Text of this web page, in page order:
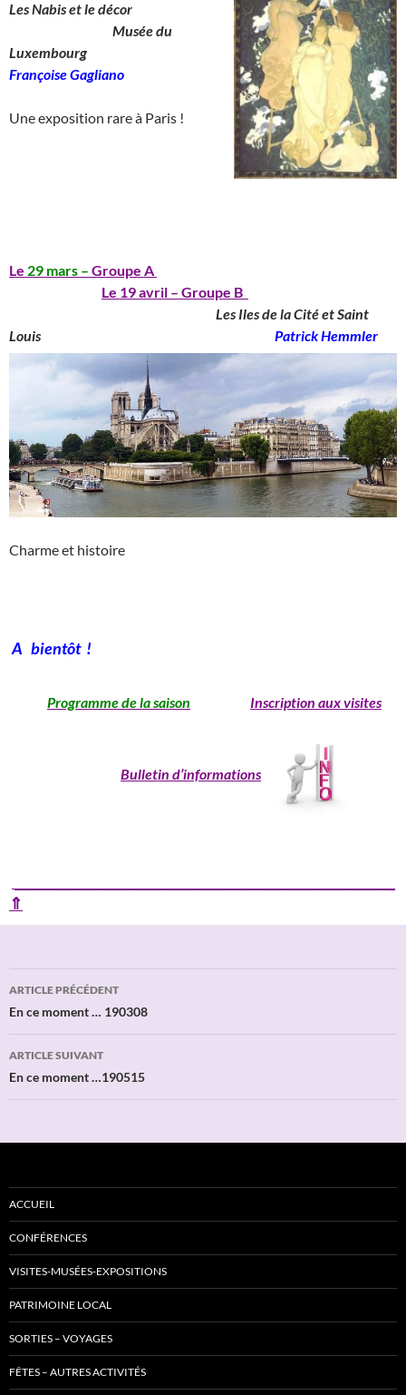
Les Nabis et le décor
Musée du
Luxembourg
Françoise Gagliano
Une exposition rare à Paris !
Le 29 mars – Groupe A
Le 19 avril – Groupe B
Les Iles de la Cité et Saint
Louis
Patrick Hemmler
Charme et histoire
A bientôt !
Programme de la saison Inscription aux visites
Bulletin d’informations
⇑
Navigation
des
articles
ARTICLE PRÉCÉDENT
En ce moment … 190308
ARTICLE SUIVANT
En ce moment …190515
ACCUEIL
CONFÉRENCES
VISITES-MUSÉES-EXPOSITIONS
PATRIMOINE LOCAL
SORTIES – VOYAGES
FÊTES – AUTRES ACTIVITÉS